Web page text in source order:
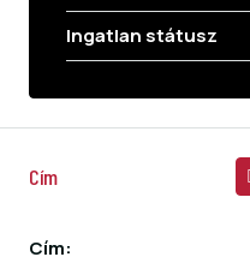
Ingatlan státusz
Cím
Cím: